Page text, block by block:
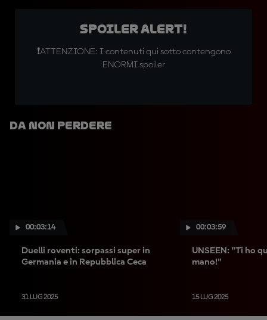
SPOILER ALERT!
❗ATTENZIONE: I contenuti qui sotto contengono
ENORMI spoiler
Da Non Perdere
00:03:14
Duelli roventi: sorpassi super in
Germania e in Repubblica Ceca
31 LUG 2025
00:03:59
UNSEEN: "Ti ho
mano!"
15 LUG 2025